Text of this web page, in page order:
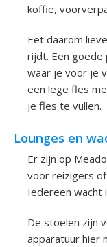
koffie,
Eet daarom
rijdt. Een goede
waar je voor je
een lege fles
je fles te vullen.
Lounges en
Er zijn op
voor reizigers of
Iedereen wacht
De stoelen zijn
apparatuur hier